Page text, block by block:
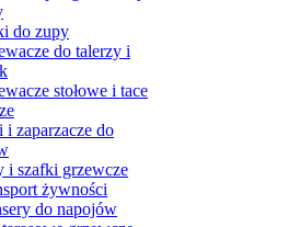
do zupy
do talerzy i
stołowe i tace
i zaparzacze do
i szafki grzewcze
żywności
do napojów